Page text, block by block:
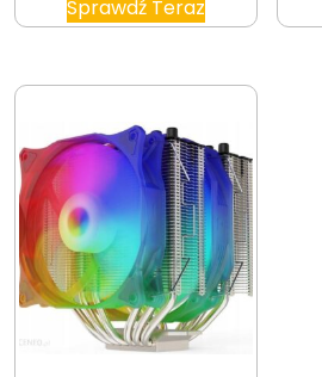
Sprawdź Teraz